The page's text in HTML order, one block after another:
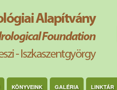
KÖNYVEINK GALÉRIA LINKTÁR